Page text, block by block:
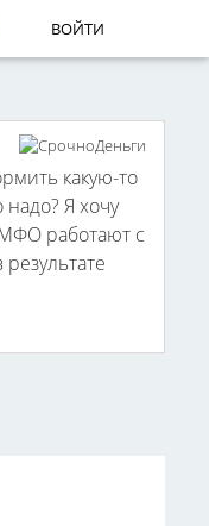
ВОЙТИ
какую-то
Я хочу
МФО работают с